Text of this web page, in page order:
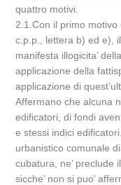
quattro motivi.
2.1.Con il primo motivo
c.p.p., lettera b) ed e),
manifesta illogicita’
applicazione della
applicazione di
Affermano che alcuna
edificatori, di fondi
e stessi indici
urbanistico comunale
cubatura, ne’ preclude
sicche’ non si puo’